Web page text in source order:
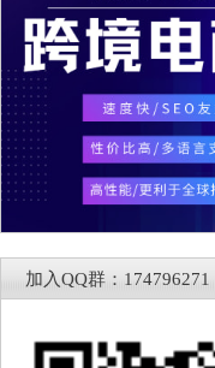
加入QQ群：174796271